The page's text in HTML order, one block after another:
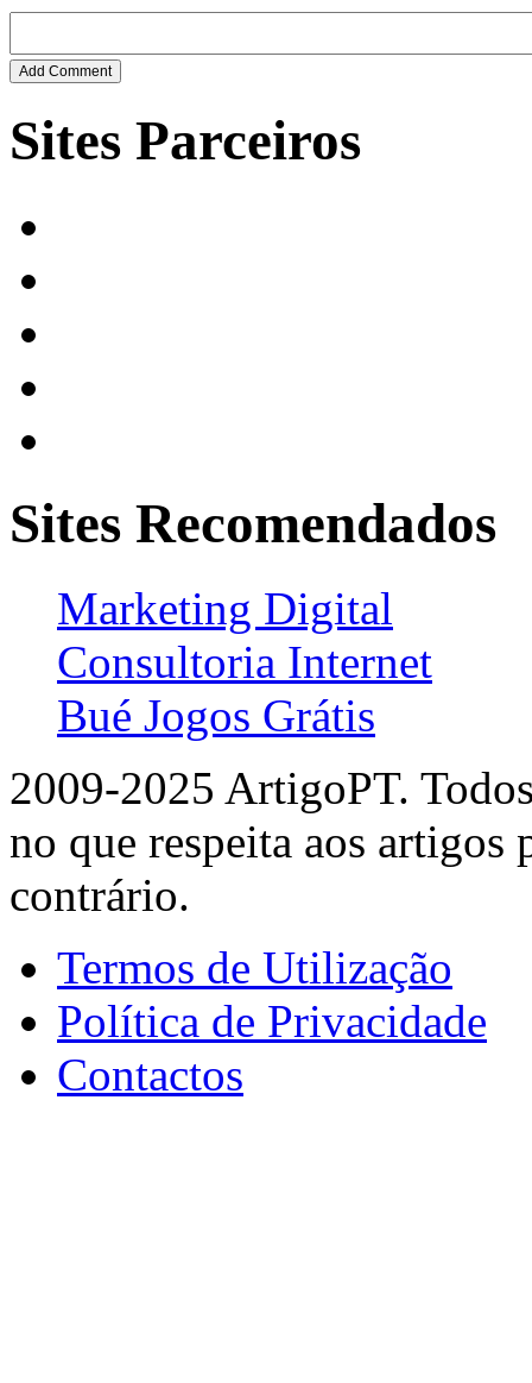
Sites Parceiros
Sites Recomendados
Marketing Digital
Consultoria Internet
Bué Jogos Grátis
2009-2025 ArtigoPT.
no que respeita aos artigos
contrário.
Termos de Utilização
Política de Privacidade
Contactos